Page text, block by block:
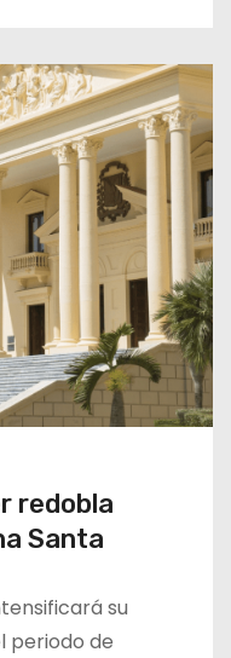
redobla
Santa
su
periodo de